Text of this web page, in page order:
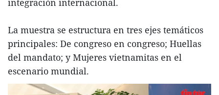
integración internacional.
La muestra se estructura en tres ejes temáticos
principales: De congreso en congreso; Huellas
del mandato; y Mujeres vietnamitas en el
escenario mundial.